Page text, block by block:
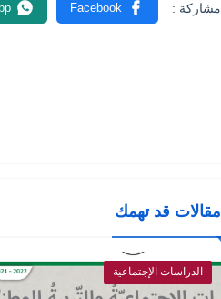
مقالات قد تهمك
الدراسات الإجتماعية